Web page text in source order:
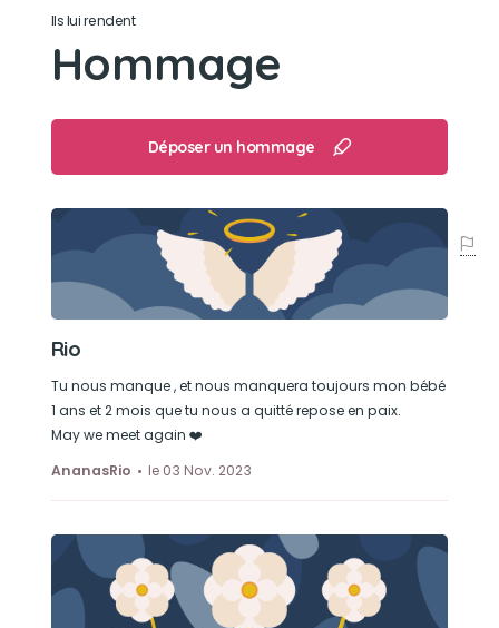
Son caractère
Il étais très gentil , et parfois grincheux
Son jouet préféré
Une petite souris qui l’avais volée a sont meilleur
Ils lui rendent
Hommage
Déposer un hommage
Rio
Tu nous manque , et nous manquera toujours mon bébé
1 ans et 2 mois que tu nous a quitté repose en paix.
May we meet again ❤️
AnanasRio
le 03 Nov. 2023